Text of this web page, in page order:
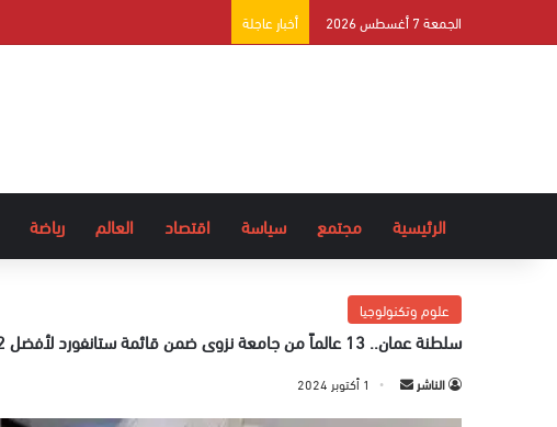
الجمعة 7 أغسطس 2026 أخبار عاجلة
الرئيسية مجتمع سياسة اقتصاد العالم رياضة
علوم وتكنولوجيا
سلطنة عمان.. 13 عالماً من جامعة نزوى ضمن قائمة ستانفورد لأفضل 2٪ من العلماء لعام 2024
الناشر 1 أكتوبر 2024